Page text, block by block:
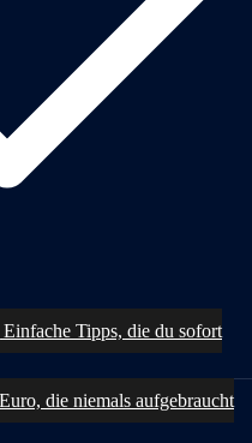
Tipps, die du sofort
die niemals aufgebraucht